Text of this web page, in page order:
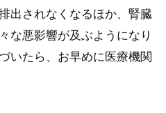
出されなくなるほか、腎臓
な悪影響が及ぶようになり
いたら、お早めに医療機関